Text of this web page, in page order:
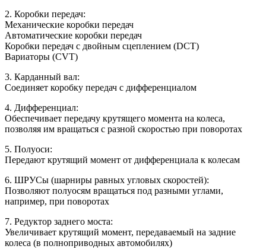
2. Коробки передач:
Механические коробки передач
Автоматические коробки передач
Коробки передач с двойным сцеплением (DCT)
Вариаторы (CVT)
3. Карданный вал:
Соединяет коробку передач с дифференциалом
4. Дифференциал:
Обеспечивает передачу крутящего момента на колеса,
позволяя им вращаться с разной скоростью при поворотах
5. Полуоси:
Передают крутящий момент от дифференциала к колесам
6. ШРУСы (шарниры равных угловых скоростей):
Позволяют полуосям вращаться под разными углами,
например, при поворотах
7. Редуктор заднего моста:
Увеличивает крутящий момент, передаваемый на задние
колеса (в полноприводных автомобилях)